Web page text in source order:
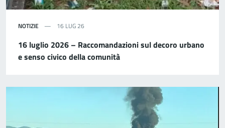
NOTIZIE 16 LUG 26
16 luglio 2026 – Raccomandazioni sul decoro urbano
e senso civico della comunità